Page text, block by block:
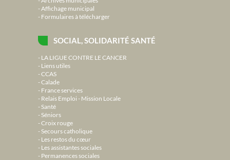
Affichage municipal
Formulaires à télécharger
SOCIAL, SOLIDARITÉ SANTÉ
LA LIGUE CONTRE LE CANCER
Liens utiles
CCAS
Calade
France services
Relais Emploi - Mission Locale
Santé
Séniors
Croix rouge
Secours catholique
Les restos du cœur
Les assistantes sociales
Permanences sociales